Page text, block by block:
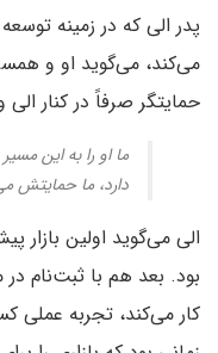
پدر الی که در زمینه
می‌کند، می‌گوید او و
حمایتگر صرفاً در کنار
ما او را به این
دارد، ما حمایتش
الی می‌گوید اولین بازار
کار می‌کند، تجربه عملی